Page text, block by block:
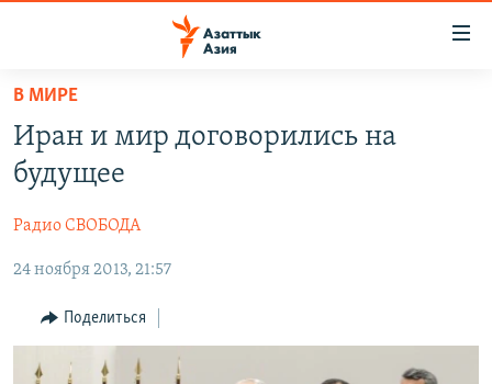
Вернуться
основному
содержанию
Вернутся
навигации
Вернутся
поиску
КАЗАХСТАН
УЗБЕКИСТАН
ТАДЖИКИСТАН
НОВОСТИ
ВОЙНА В УКРАИНЕ
НА ДРУГИХ ЯЗЫКАХ
ҚАЗАҚША
КЫРГЫЗЧА
В МИРЕ
Иран и мир договорились на
будущее
Радио СВОБОДА
24 ноября 2013, 21:57
Поделиться